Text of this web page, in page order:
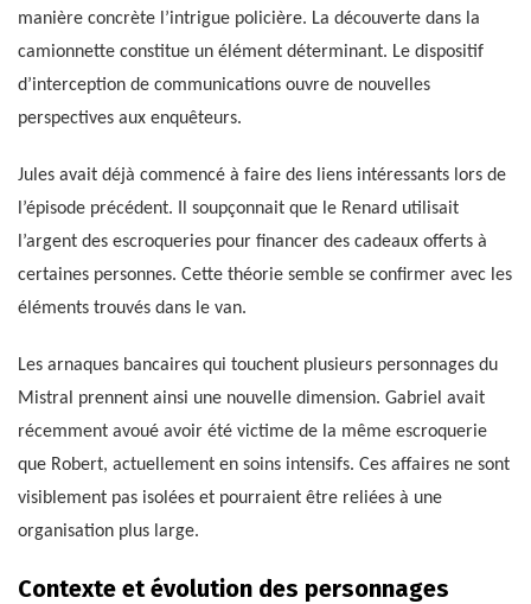
manière concrète l’intrigue policière. La découverte dans la
camionnette constitue un élément déterminant. Le dispositif
d’interception de communications ouvre de nouvelles
perspectives aux enquêteurs.
Jules avait déjà commencé à faire des liens intéressants lors de
l’épisode précédent. Il soupçonnait que le Renard utilisait
l’argent des escroqueries pour financer des cadeaux offerts à
certaines personnes. Cette théorie semble se confirmer avec les
éléments trouvés dans le van.
Les arnaques bancaires qui touchent plusieurs personnages du
Mistral prennent ainsi une nouvelle dimension. Gabriel avait
récemment avoué avoir été victime de la même escroquerie
que Robert, actuellement en soins intensifs. Ces affaires ne sont
visiblement pas isolées et pourraient être reliées à une
organisation plus large.
Contexte et évolution des personnages